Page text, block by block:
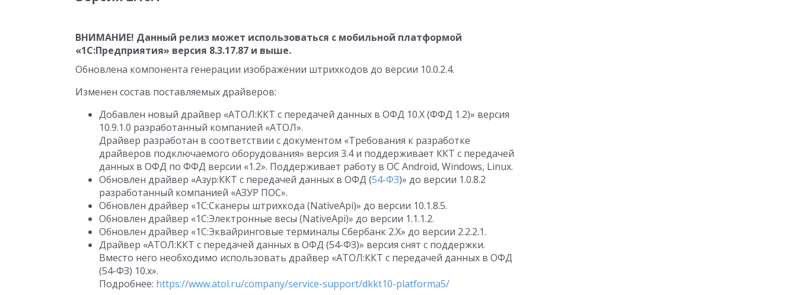
ВНИМАНИЕ! Данный релиз может использоваться с мобильной платформой
«1С:Предприятия» версия 8.3.17.87 и выше.
Обновлена компонента генерации изображении штрихкодов до версии 10.0.2.4.
Изменен состав поставляемых драйверов:
Добавлен новый драйвер «АТОЛ:ККТ с передачей данных в ОФД 10.Х (ФФД 1.2)» версия
10.9.1.0 разработанный компанией «АТОЛ».
Драйвер разработан в соответствии с документом «Требования к разработке
драйверов подключаемого оборудования» версия 3.4 и поддерживает ККТ с передачей
данных в ОФД по ФФД версии «1.2». Поддерживает работу в ОС Android, Windows, Linux.
Обновлен драйвер «Азур:ККТ с передачей данных в ОФД (54-ФЗ)» до версии 1.0.8.2
разработанный компанией «АЗУР ПОС».
Обновлен драйвер «1С:Сканеры штрихкода (NativeApi)» до версии 10.1.8.5.
Обновлен драйвер «1С:Электронные весы (NativeApi)» до версии 1.1.1.2.
Обновлен драйвер «1С:Эквайринговые терминалы Сбербанк 2.Х» до версии 2.2.2.1.
Драйвер «АТОЛ:ККТ с передачей данных в ОФД (54-ФЗ)» версия снят с поддержки.
Вместо него необходимо использовать драйвер «АТОЛ:ККТ с передачей данных в ОФД
(54-ФЗ) 10.х».
Подробнее: https://www.atol.ru/company/service-support/dkkt10-platforma5/